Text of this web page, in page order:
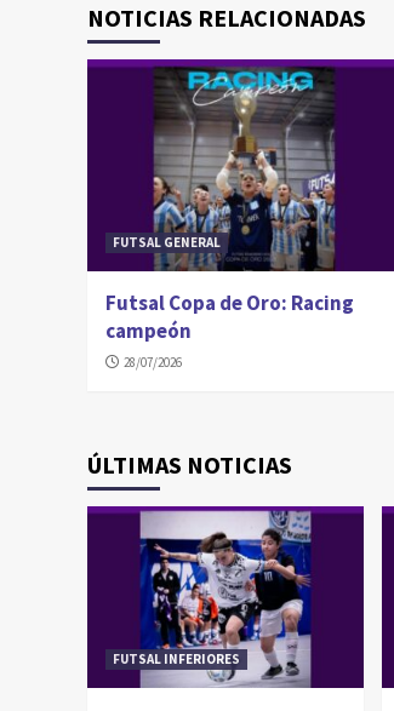
NOTICIAS RELACIONADAS
FUTSAL GENERAL
Futsal Copa de Oro: Racing
campeón
28/07/2026
ÚLTIMAS NOTICIAS
FUTSAL INFERIORES